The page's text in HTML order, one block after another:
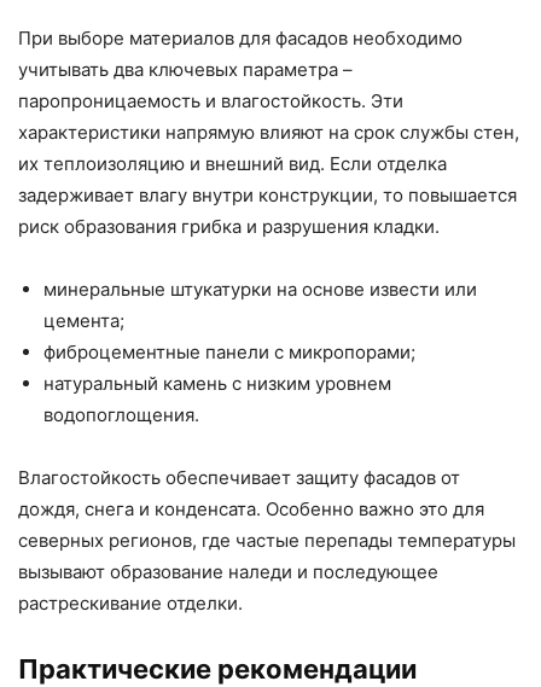
При выборе материалов для фасадов необходимо
учитывать два ключевых параметра –
паропроницаемость и влагостойкость. Эти
характеристики напрямую влияют на срок службы стен,
их теплоизоляцию и внешний вид. Если отделка
задерживает влагу внутри конструкции, то повышается
риск образования грибка и разрушения кладки.
минеральные штукатурки на основе извести или
цемента;
фиброцементные панели с микропорами;
натуральный камень с низким уровнем
водопоглощения.
Влагостойкость обеспечивает защиту фасадов от
дождя, снега и конденсата. Особенно важно это для
северных регионов, где частые перепады температуры
вызывают образование наледи и последующее
растрескивание отделки.
Практические рекомендации